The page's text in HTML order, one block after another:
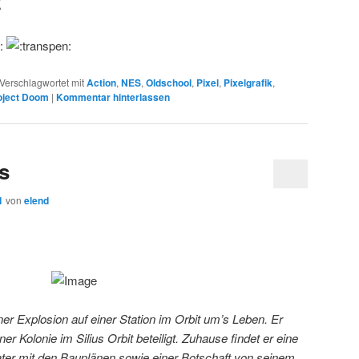
Verschlagwortet mitAction, NES, Oldschool, Pixel, Pixelgrafik,
Doom | Kommentar hinterlassen
von elend
Explosion auf einer Station im Orbit um’s Leben. Er
Kolonie im Silius Orbit beteiligt. Zuhause findet er eine